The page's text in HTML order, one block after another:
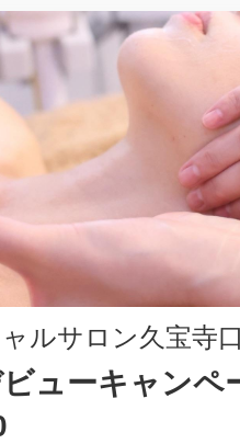
ルサロン久宝寺
ューキャンペ
せ
ヘルプ
問い合わせ
ライバシーポ